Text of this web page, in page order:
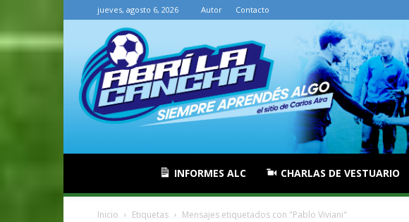
jueves, agosto 6, 2026 Autor Contacto
INFORMES ALC CHARLAS DE VESTUARIO
Inicio Etiquetas Mensajes etiquetados con "Pablo Viviani"